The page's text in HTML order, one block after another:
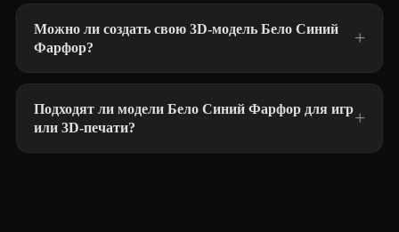
Можно ли создать свою 3D-модель Бело Синий
Фарфор?
Подходят ли модели Бело Синий Фарфор для игр
или 3D-печати?